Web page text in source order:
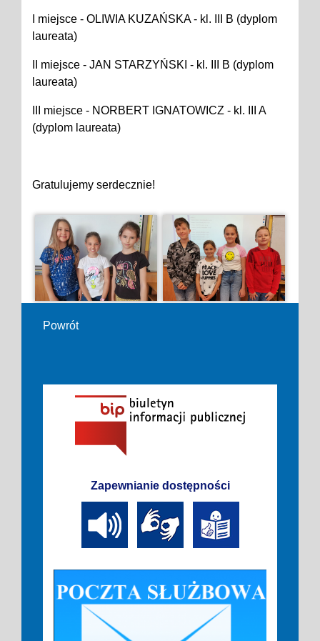
I miejsce - OLIWIA KUZAŃSKA - kl. III B (dyplom
laureata)
II miejsce - JAN STARZYŃSKI - kl. III B (dyplom
laureata)
III miejsce - NORBERT IGNATOWICZ - kl. III A
(dyplom laureata)
Gratulujemy serdecznie!
Powrót
Zapewnianie dostępności